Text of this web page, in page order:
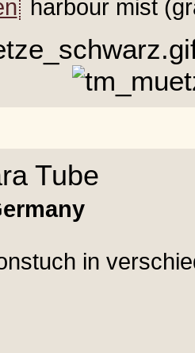
harbour mist
Tube
in